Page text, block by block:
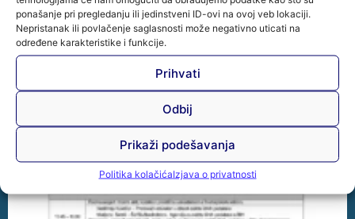
ponašanje pri pregledanju ili jedinstveni ID-ovi na ovoj veb lokaciji.
Nepristanak ili povlačenje saglasnosti može negativno uticati na
određene karakteristike i funkcije.
Prihvati
Odbij
Prikaži podešavanja
Politika kolačićaIzjava o privatnosti